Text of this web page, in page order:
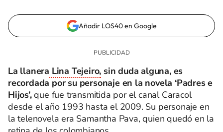
Añadir LOS40 en Google
La llanera Lina Tejeiro, sin duda alguna, es
recordada por su personaje en la novela ‘Padres e
Hijos’,que fue transmitida por el canal Caracol
desde el año 1993 hasta el 2009. Su personaje en
la telenovela era Samantha Pava, quien quedó en la